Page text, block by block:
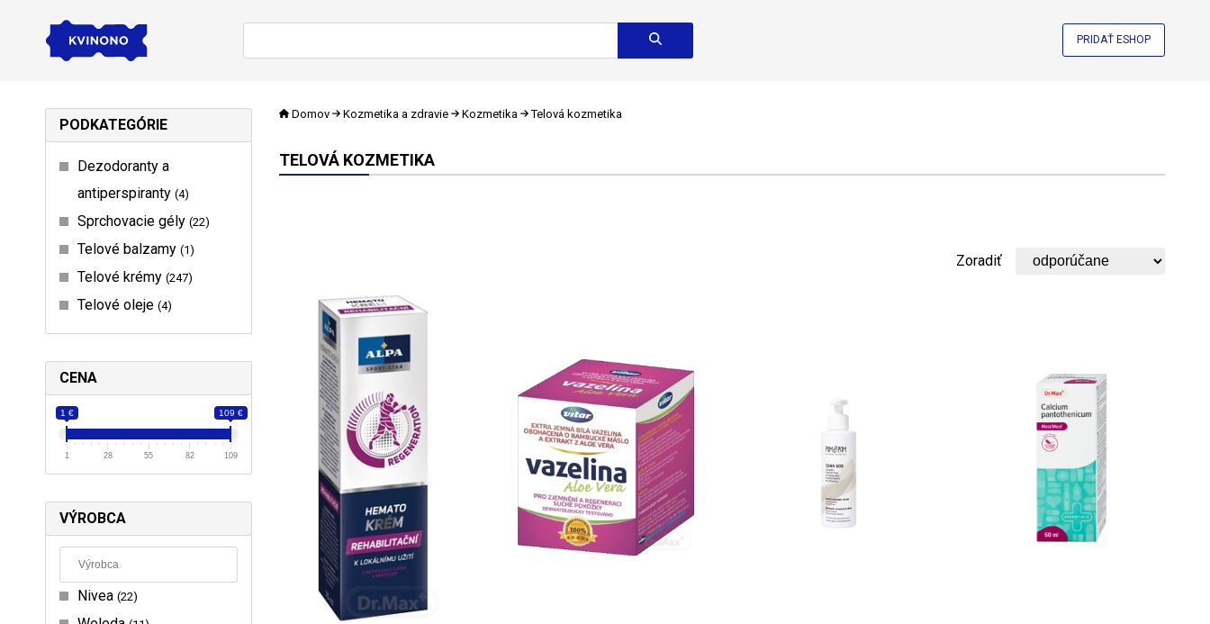
PRIDAŤ ESHOP
PODKATEGÓRIE
Dezodoranty a
antiperspiranty 4
Sprchovacie gély 22
Telové balzamy 1
Telové krémy 247
Telové oleje 4
CENA
1 € 109 €
1 28 55 82 109
VÝROBCA
Nivea 22
Domov Kozmetika a zdravie Kozmetika Telová kozmetika
TELOVÁ KOZMETIKA
Zoradiť